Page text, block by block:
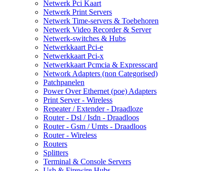
Netwerk Pci Kaart
Netwerk Print Servers
Netwerk Time-servers & Toebehoren
Netwerk Video Recorder & Server
Netwerk-switches & Hubs
Netwerkkaart Pci-e
Netwerkkaart Pci-x
Netwerkkaart Pcmcia & Expresscard
Network Adapters (non Categorised)
Patchpanelen
Power Over Ethernet (poe) Adapters
Print Server - Wireless
Repeater / Extender - Draadloze
Router - Dsl / Isdn - Draadloos
Router - Gsm / Umts - Draadloos
Router - Wireless
Routers
Splitters
Terminal & Console Servers